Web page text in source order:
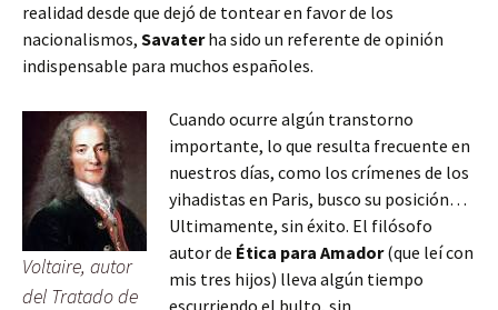
realidad desde que dejó de tontear en favor de los
nacionalismos, Savaterha sido un referente de opinión
indispensable para muchos españoles.
Voltaire, autor
del Tratado de
Cuando ocurre algún transtorno
importante, lo que resulta frecuente en
nuestros días, como los crímenes de los
yihadistas en Paris, busco su posición…
Ultimamente, sin éxito. El filósofo
autor de Ética para Amador(que leí con
mis tres hijos) lleva algún tiempo
escurriendo el bulto, sin